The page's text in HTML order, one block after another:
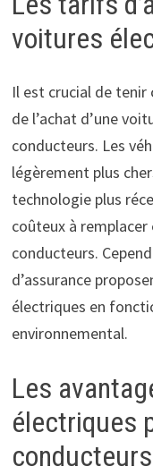
voitures
Il est crucial de tenir
de l’achat d’une
conducteurs. Les
légèrement plus
technologie plus
coûteux à remplacer
conducteurs.
d’assurance
électriques en
environnemental.
Les
électriques
conducteurs